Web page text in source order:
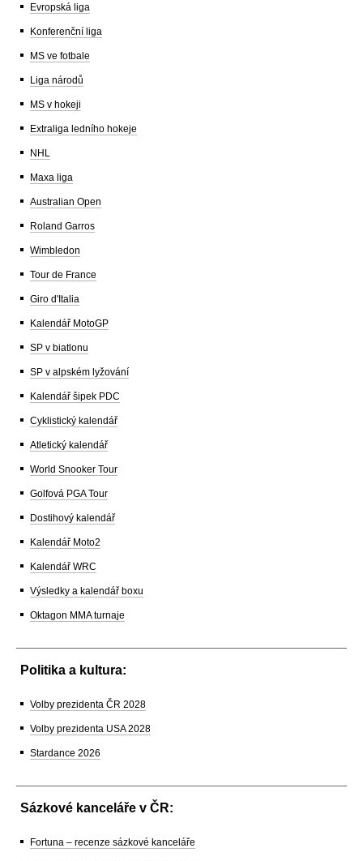
Evropská liga
Konferenční liga
MS ve fotbale
Liga národů
MS v hokeji
Extraliga ledního hokeje
NHL
Maxa liga
Australian Open
Roland Garros
Wimbledon
Tour de France
Giro d'Italia
Kalendář MotoGP
SP v biatlonu
SP v alpském lyžování
Kalendář šipek PDC
Cyklistický kalendář
Atletický kalendář
World Snooker Tour
Golfová PGA Tour
Dostihový kalendář
Kalendář Moto2
Kalendář WRC
Výsledky a kalendář boxu
Oktagon MMA turnaje
Politika a kultura:
Volby prezidenta ČR 2028
Volby prezidenta USA 2028
Stardance 2026
Sázkové kanceláře v ČR:
Fortuna – recenze sázkové kanceláře